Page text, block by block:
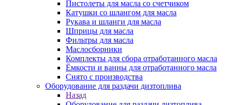
Пистолеты для масла со счетчиком
Катушки со шлангом для масла
Рукава и шланги для масла
Шприцы для масла
Фильтры для масла
Маслосборники
Комплекты для сбора отработанного масла
Ёмкости и ванны для отработанного масла
Снято с производства
Оборудование для раздачи дизтоплива
Назад